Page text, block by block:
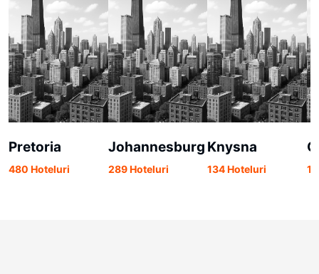
Pretoria
480 Hoteluri
Johannesburg
289 Hoteluri
Knysna
134 Hoteluri